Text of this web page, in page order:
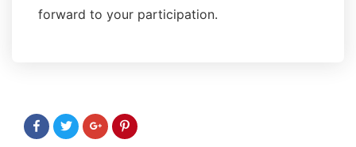
forward to your participation.